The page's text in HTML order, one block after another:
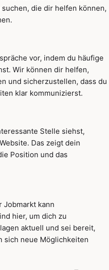
die dir helfen können,
vor, indem du häufige
Wir können dir helfen,
und sicherzustellen, dass du
klar kommunizierst.
Stelle siehst,
Das zeigt dein
Position und das
Jobmarkt kann
hier, um dich zu
aktuell und sei bereit,
sich neue Möglichkeiten